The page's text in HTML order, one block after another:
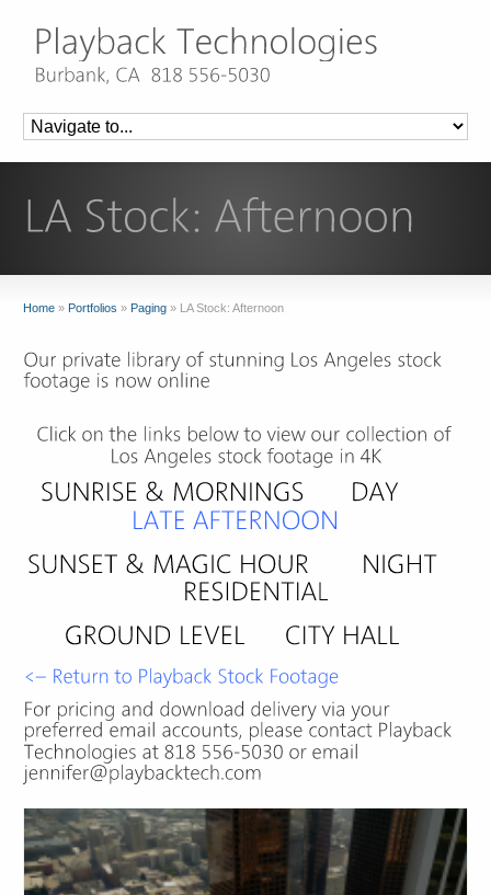
Home » Portfolios » Paging » LA Stock: Afternoon